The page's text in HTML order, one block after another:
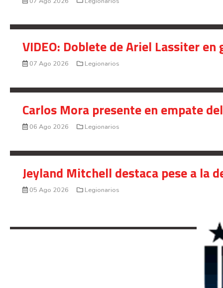
VIDEO: Doblete de Ariel Lassiter
07 Ago 2026 Legionarios
Carlos Mora presente en empate
06 Ago 2026 Legionarios
Jeyland Mitchell destaca pese a la
05 Ago 2026 Legionarios